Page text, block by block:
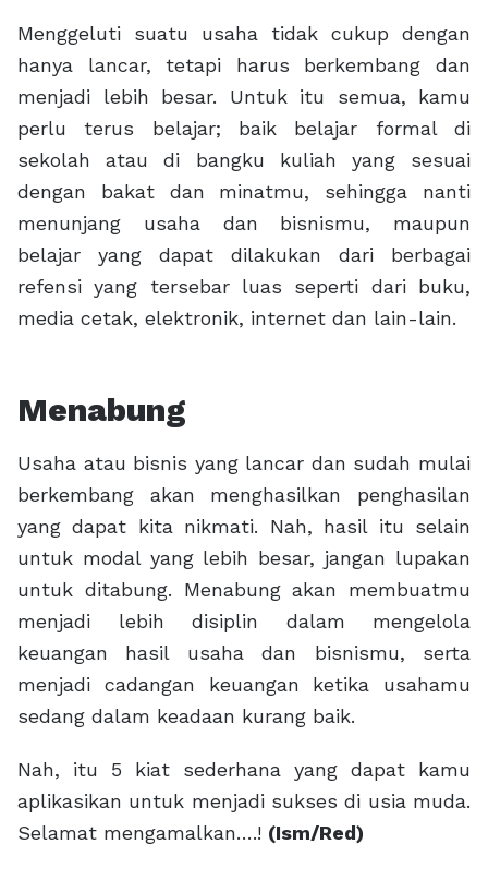
Menggeluti suatu usaha tidak cukup dengan
hanya lancar, tetapi harus berkembang dan
menjadi lebih besar. Untuk itu semua, kamu
perlu terus belajar; baik belajar formal di
sekolah atau di bangku kuliah yang sesuai
dengan bakat dan minatmu, sehingga nanti
menunjang usaha dan bisnismu, maupun
belajar yang dapat dilakukan dari berbagai
refensi yang tersebar luas seperti dari buku,
media cetak, elektronik, internet dan lain-lain.
Menabung
Usaha atau bisnis yang lancar dan sudah mulai
berkembang akan menghasilkan penghasilan
yang dapat kita nikmati. Nah, hasil itu selain
untuk modal yang lebih besar, jangan lupakan
untuk ditabung. Menabung akan membuatmu
menjadi lebih disiplin dalam mengelola
keuangan hasil usaha dan bisnismu, serta
menjadi cadangan keuangan ketika usahamu
sedang dalam keadaan kurang baik.
Nah, itu 5 kiat sederhana yang dapat kamu
aplikasikan untuk menjadi sukses di usia muda.
Selamat mengamalkan….! (Ism/Red)